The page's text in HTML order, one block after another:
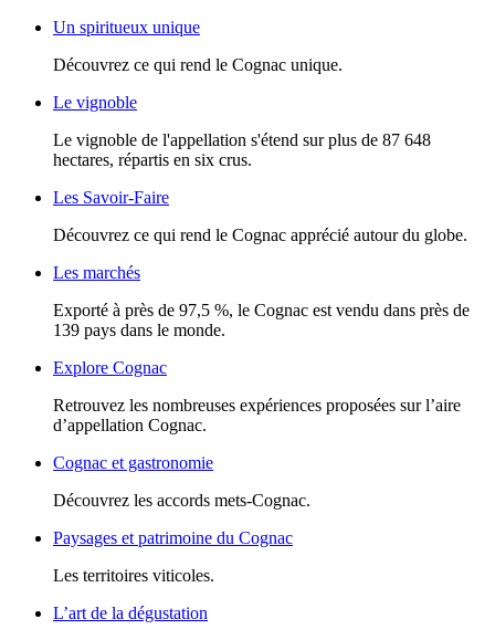
Un spiritueux unique
Découvrez ce qui rend le Cognac unique.
Le vignoble
Le vignoble de l'appellation s'étend sur plus de 87 648
hectares, répartis en six crus.
Les Savoir-Faire
Découvrez ce qui rend le Cognac apprécié autour du globe.
Les marchés
Exporté à près de 97,5 %, le Cognac est vendu dans près de
139 pays dans le monde.
Explore Cognac
Retrouvez les nombreuses expériences proposées sur l’aire
d’appellation Cognac.
Cognac et gastronomie
Découvrez les accords mets-Cognac.
Paysages et patrimoine du Cognac
Les territoires viticoles.
L’art de la dégustation